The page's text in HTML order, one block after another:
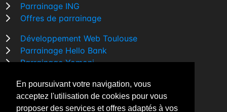
En poursuivant votre navigation, vous
acceptez l'utilisation de cookies pour vous
proposer des services et offres adaptés à vos
Parrainage ING
Offres de parrainage
Développement Web Toulouse
Parrainage Hello Bank
Parrainage Yomoni
Comparatif banque